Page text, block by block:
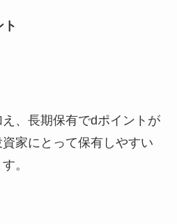
、長期保有でdポイントが
家にとって保有しやすい
。